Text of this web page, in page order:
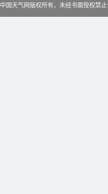
中国天气网版权所有，未经书面授权